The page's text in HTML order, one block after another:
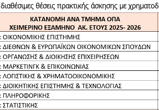
διαθέσιμες θέσεις πρακτικής άσκησης με